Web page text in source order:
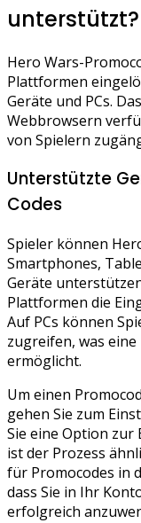
unterstützt?
Hero Wars-
Plattformen
Geräte und PCs.
Webbrowsern
von Spielern
Unterstützte
Codes
Spieler können
Smartphones,
Geräte
Plattformen die
Auf PCs können
zugreifen, was
ermöglicht.
Um einen
gehen Sie zum
Sie eine Option zur
ist der Prozess
für Promocodes in
dass Sie in Ihr
erfolgreich